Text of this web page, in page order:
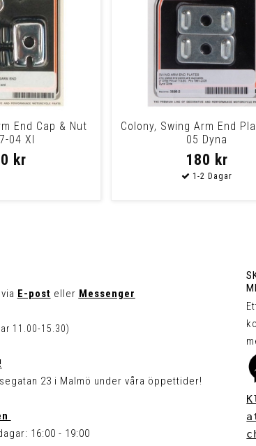
End Cap & Nut
04 Xl
kr
Colony, Swing Arm End
05 Dyna
180 kr
E-post eller Messenger
11.00-15.30)
23 i Malmö under våra öppettider!
16:00 - 19:00